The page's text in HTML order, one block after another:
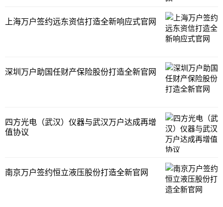
上海万户签约远东资信打造全新响应式官网
深圳万户助国任财产保险股份打造全新官网
四方光电（武汉）仪器与武汉万户达成再增
值协议
南京万户签约恒立液压股份打造全新官网